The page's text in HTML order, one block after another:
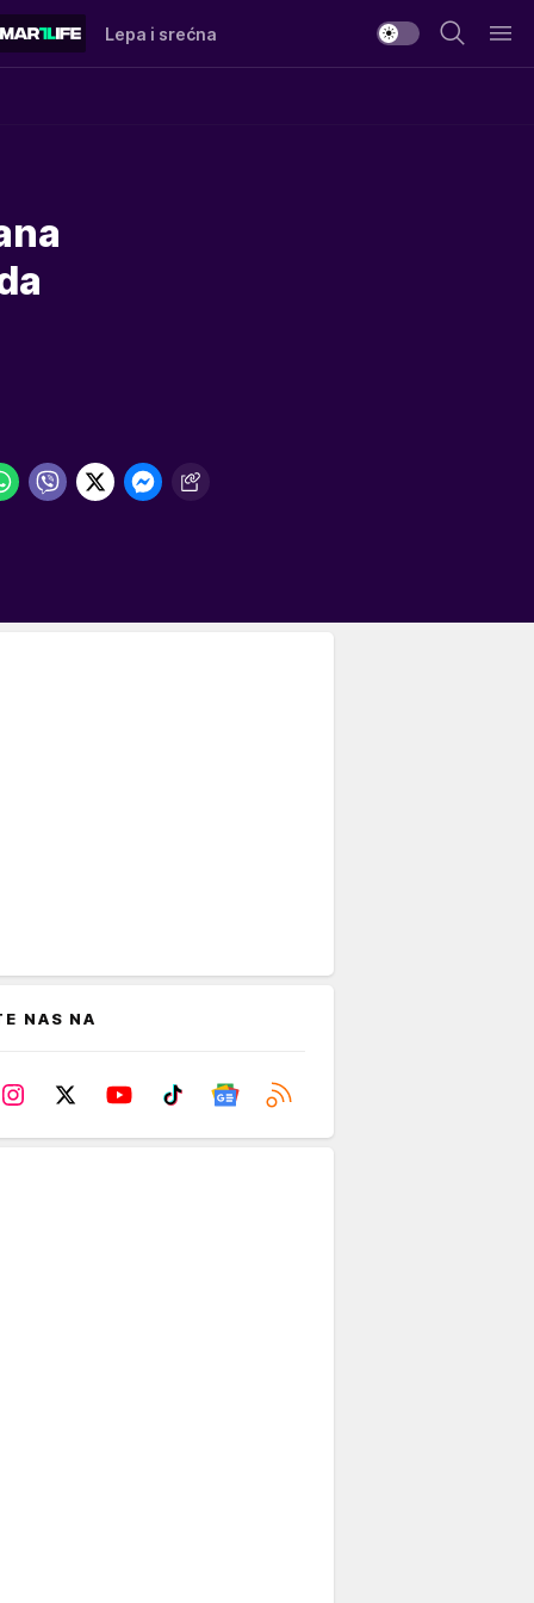
Lepa i srećna
NAS NA